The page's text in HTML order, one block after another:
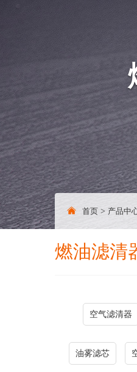
首页 > 产品中
燃油滤清
空气滤清器
油雾滤芯